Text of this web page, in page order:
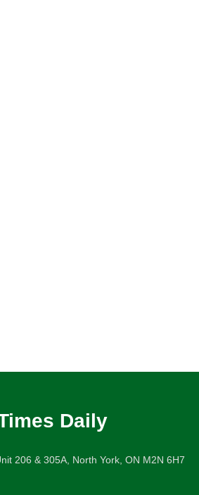
Daily
206 & 305A, North York, ON M2N 6H7